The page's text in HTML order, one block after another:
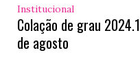
Institucional
Colação de grau
de agosto